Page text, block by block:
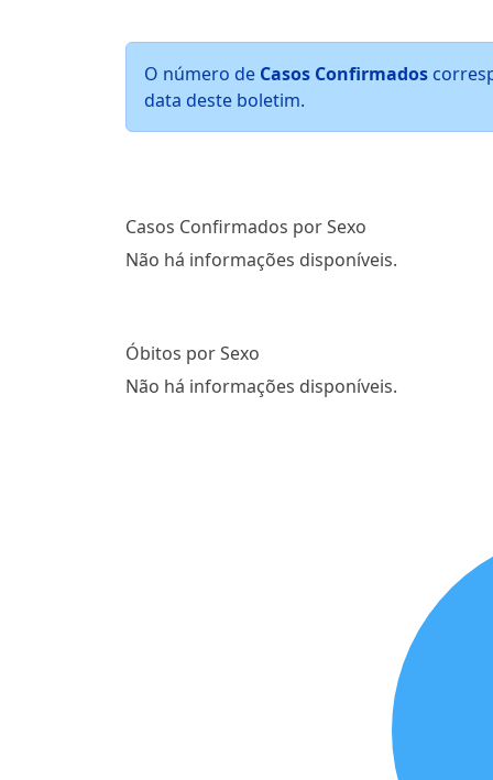
41824 recuperados
968 óbitos
O número de Casos Confirmados
data deste boletim.
Casos Confirmados por Sexo
Não há informações disponíveis.
Óbitos por Sexo
Não há informações disponíveis.